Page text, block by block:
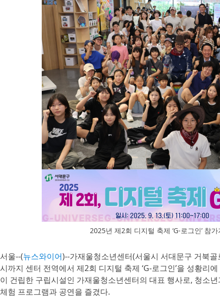
2025년 제2회 디지털 축제 ‘G-로그인’ 참
서울--(뉴스와이어)--가재울청소년센터(서울시 서대문구 거북
시까지 센터 전역에서 제2회 디지털 축제 ‘G-로그인’을 성황리
이 건립한 구립시설인 가재울청소년센터의 대표 행사로, 청소
체험 프로그램과 공연을 즐겼다.